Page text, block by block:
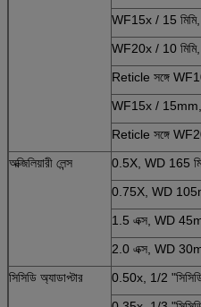
WF15x / 15 মিমি,
WF20x / 10 মিমি,
Reticle সঙ্গে
WF15x / 15mm,
Reticle সঙ্গে
অক্জিলিয়ারী লেন্স
0.5X, WD 165
0.75X, WD
1.5 এক্স, WD
2.0 এক্স, WD
সিসিডি অ্যাডাপ্টার
0.50x, 1/2